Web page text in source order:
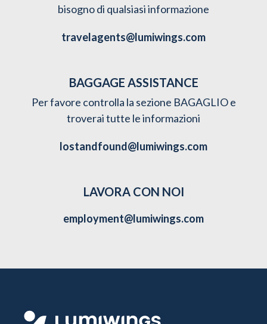
bisogno di qualsiasi informazione
travelagents@lumiwings.com
BAGGAGE ASSISTANCE
Per favore controlla la sezione BAGAGLIO e
troverai tutte le informazioni
lostandfound@lumiwings.com
LAVORA CON NOI
employment@lumiwings.com